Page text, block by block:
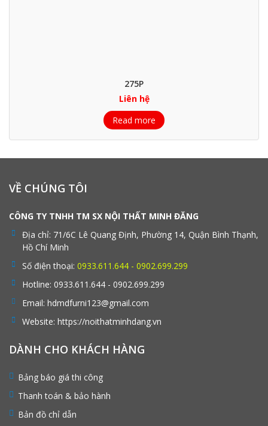
275P
Liên hệ
Read more
VỀ CHÚNG TÔI
CÔNG TY TNHH TM SX NỘI THẤT MINH ĐĂNG
Địa chỉ: 71/6C Lê Quang Định, Phường 14, Quận Bình Thạnh,
Hồ Chí Minh
Số điện thoại: 0933.611.644 - 0902.699.299
Hotline: 0933.611.644 - 0902.699.299
Email: hdmdfurni123@gmail.com
Website: https://noithatminhdang.vn
DÀNH CHO KHÁCH HÀNG
Bảng báo giá thi công
Thanh toán & bảo hành
Bản đồ chỉ dẫn